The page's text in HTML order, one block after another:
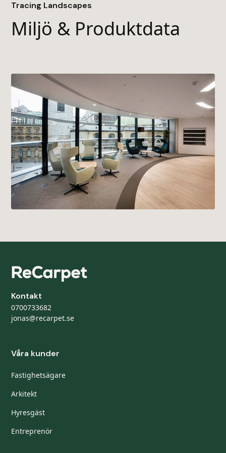
• Baksida
• Byggvarubedömningen
• EPD (Environmental Product Declaration)
Tracing Landscapes
Miljö & Produktdata
Kontakt
0700733682
jonas@recarpet.se
Våra kunder
Fastighetsägare
Arkitekt
Hyresgäst
Entreprenör